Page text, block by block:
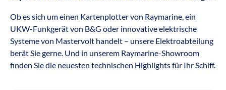
Ob es sich um einen Kartenplotter von Raymarine, ein
UKW-Funkgerät von B&G oder innovative elektrische
Systeme von Mastervolt handelt – unsere Elektroabteilung
berät Sie gerne. Und in unserem Raymarine-Showroom
finden Sie die neuesten technischen Highlights für Ihr Schiff.